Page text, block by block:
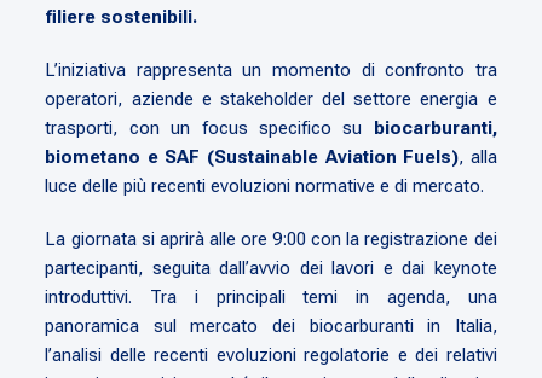
filiere sostenibili.
L’iniziativa rappresenta un momento di confronto tra
operatori, aziende e stakeholder del settore energia e
trasporti, con un focus specifico su biocarburanti,
biometano e SAF (Sustainable Aviation Fuels), alla
luce delle più recenti evoluzioni normative e di mercato.
La giornata si aprirà alle ore 9:00 con la registrazione dei
partecipanti, seguita dall’avvio dei lavori e dai keynote
introduttivi. Tra i principali temi in agenda, una
panoramica sul mercato dei biocarburanti in Italia,
l’analisi delle recenti evoluzioni regolatorie e dei relativi